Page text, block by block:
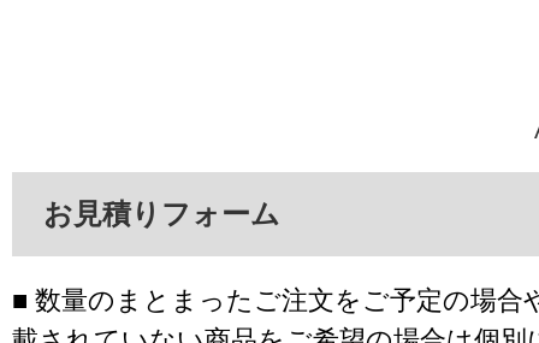
お見積りフォーム
■ 数量のまとまったご注文をご予定の場合